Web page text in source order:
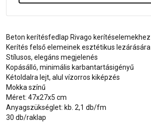
Beton kerítésfedlap Rivago kerítéselemekhez
Kerítés felső elemeinek esztétikus lezárására
Stílusos, elegáns megjelenés
Kopásálló, minimális karbantartásigényű
Kétoldalra lejt, alul vízorros kiképzés
Mokka színű
Méret: 47x27x5 cm
Anyagszükséglet: kb. 2,1 db/fm
30 db/raklap